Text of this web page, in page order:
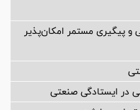
و پیگیری مستمر امکان‌پذیر
در ایستادگی صنعتی